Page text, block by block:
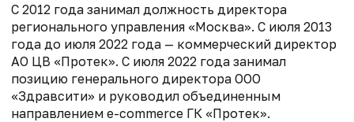
С 2012 года занимал должность директора
регионального управления «Москва». С июля 2013
года до июля 2022 года — коммерческий директор
АО ЦВ «Протек». С июля 2022 года занимал
позицию генерального директора ООО
«Здравсити» и руководил объединенным
направлением e-commerce ГК «Протек».